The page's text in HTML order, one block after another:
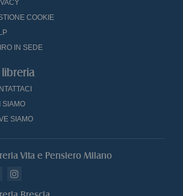
COOKIE
IN SEDE
libreria
SIAMO
SIAMO
Vita e Pensiero Milano